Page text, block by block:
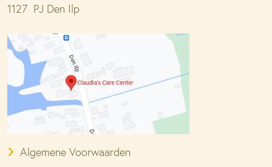
1127 PJ Den Ilp
Algemene Voorwaarden